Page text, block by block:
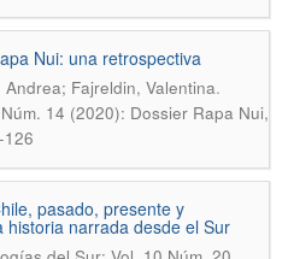
Nui: una retrospectiva
Fajreldin, Valentina.
14 (2020): Dossier Rapa Nui,
126
pasado, presente y
narrada desde el Sur